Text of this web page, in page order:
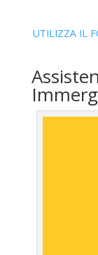
UTILIZZA IL